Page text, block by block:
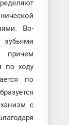
Во-
зубьями
причем
по ходу
по
с